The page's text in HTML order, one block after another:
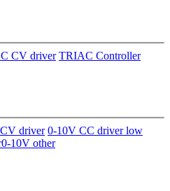
CV driver TRIAC Controller
driver 0-10V CC driver low
0-10V other